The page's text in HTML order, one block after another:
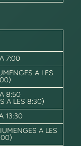
7:00
A LES
8:50
A LES 8:30)
13:30
A LES